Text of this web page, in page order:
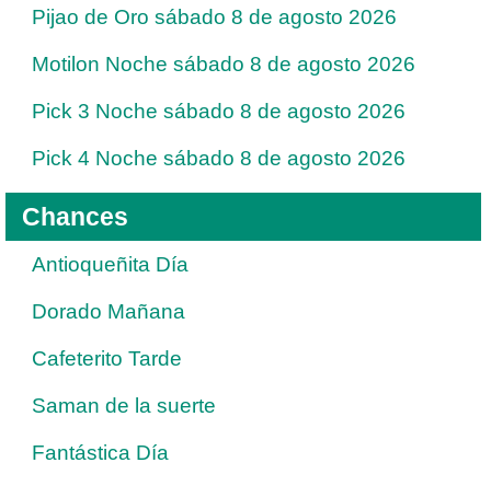
Pijao de Oro sábado 8 de agosto 2026
Motilon Noche sábado 8 de agosto 2026
Pick 3 Noche sábado 8 de agosto 2026
Pick 4 Noche sábado 8 de agosto 2026
Chances
Antioqueñita Día
Dorado Mañana
Cafeterito Tarde
Saman de la suerte
Fantástica Día